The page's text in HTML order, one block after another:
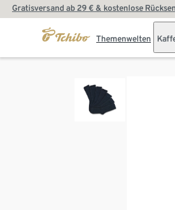
Gratisversand ab 29 € & kostenlose
Themenwelten